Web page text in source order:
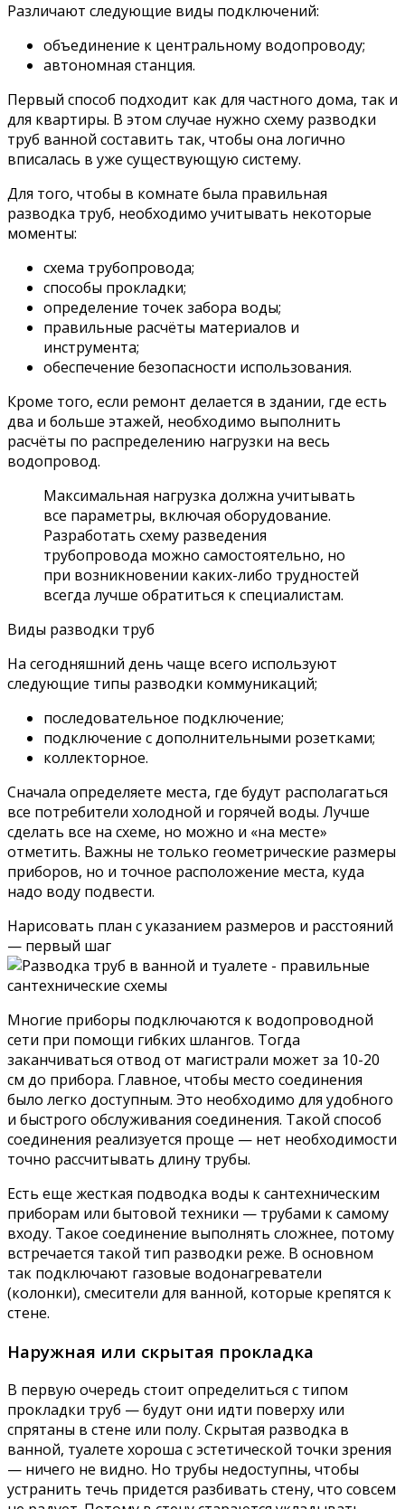
Различают следующие виды подключений:
объединение к центральному водопроводу;
автономная станция.
Первый способ подходит как для частного дома, так и
для квартиры. В этом случае нужно схему разводки
труб ванной составить так, чтобы она логично
вписалась в уже существующую систему.
Для того, чтобы в комнате была правильная
разводка труб, необходимо учитывать некоторые
моменты:
схема трубопровода;
способы прокладки;
определение точек забора воды;
правильные расчёты материалов и
инструмента;
обеспечение безопасности использования.
Кроме того, если ремонт делается в здании, где есть
два и больше этажей, необходимо выполнить
расчёты по распределению нагрузки на весь
водопровод.
Максимальная нагрузка должна учитывать
все параметры, включая оборудование.
Разработать схему разведения
трубопровода можно самостоятельно, но
при возникновении каких-либо трудностей
всегда лучше обратиться к специалистам.
Виды разводки труб
На сегодняшний день чаще всего используют
следующие типы разводки коммуникаций;
последовательное подключение;
подключение с дополнительными розетками;
коллекторное.
Сначала определяете места, где будут располагаться
все потребители холодной и горячей воды. Лучше
сделать все на схеме, но можно и «на месте»
отметить. Важны не только геометрические размеры
приборов, но и точное расположение места, куда
надо воду подвести.
Нарисовать план с указанием размеров и расстояний
— первый шаг
Многие приборы подключаются к водопроводной
сети при помощи гибких шлангов. Тогда
заканчиваться отвод от магистрали может за 10-20
см до прибора. Главное, чтобы место соединения
было легко доступным. Это необходимо для удобного
и быстрого обслуживания соединения. Такой способ
соединения реализуется проще — нет необходимости
точно рассчитывать длину трубы.
Есть еще жесткая подводка воды к сантехническим
приборам или бытовой техники — трубами к самому
входу. Такое соединение выполнять сложнее, потому
встречается такой тип разводки реже. В основном
так подключают газовые водонагреватели
(колонки), смесители для ванной, которые крепятся к
стене.
Наружная или скрытая прокладка
В первую очередь стоит определиться с типом
прокладки труб — будут они идти поверху или
спрятаны в стене или полу. Скрытая разводка в
ванной, туалете хороша с эстетической точки зрения
— ничего не видно. Но трубы недоступны, чтобы
устранить течь придется разбивать стену, что совсем